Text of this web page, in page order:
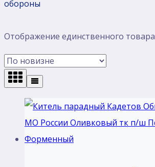
обороны
Отображение единственного товара